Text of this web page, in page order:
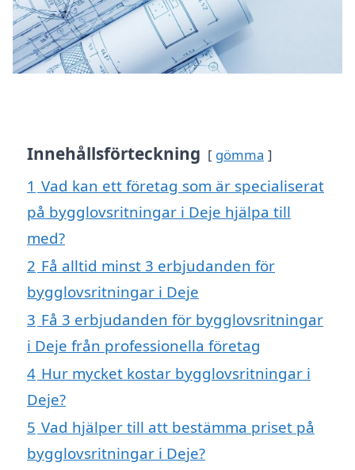
Innehållsförteckning gömma
1 Vad kan ett företag som är specialiserat
på bygglovsritningar i Deje hjälpa till
med?
2 Få alltid minst 3 erbjudanden för
bygglovsritningar i Deje
3 Få 3 erbjudanden för bygglovsritningar
i Deje från professionella företag
4 Hur mycket kostar bygglovsritningar i
Deje?
5 Vad hjälper till att bestämma priset på
bygglovsritningar i Deje?